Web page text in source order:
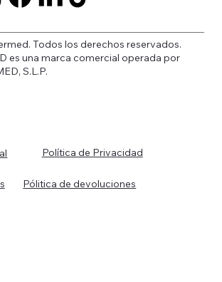
Todos los derechos reservados.
es una marca comercial operada por
S.L.P.
Política de Privacidad
Pólitica de devoluciones